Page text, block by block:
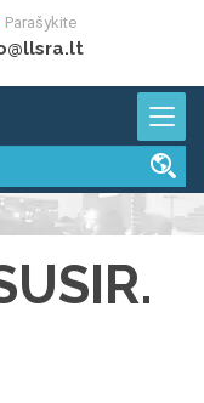
Parašykite